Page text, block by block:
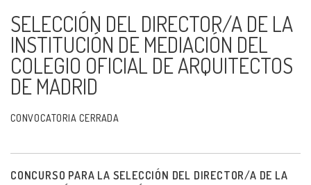
SELECCIÓN DEL DIRECTOR/A DE LA
INSTITUCIÓN DE MEDIACIÓN DEL
COLEGIO OFICIAL DE ARQUITECTOS
DE MADRID
CONVOCATORIA CERRADA
CONCURSO PARA LA SELECCIÓN DEL DIRECTOR/A DE LA